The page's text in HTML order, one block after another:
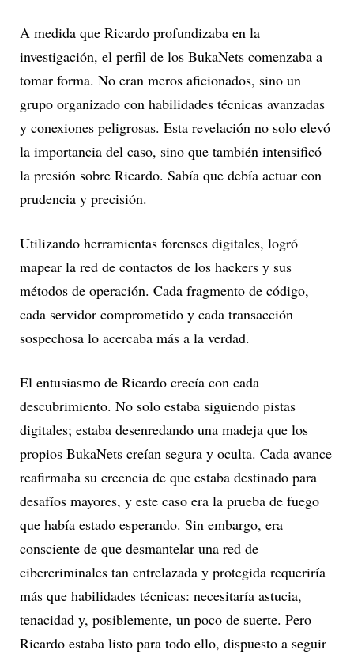
A medida que Ricardo profundizaba en la
investigación, el perfil de los BukaNets comenzaba a
tomar forma. No eran meros aficionados, sino un
grupo organizado con habilidades técnicas avanzadas
y conexiones peligrosas. Esta revelación no solo elevó
la importancia del caso, sino que también intensificó
la presión sobre Ricardo. Sabía que debía actuar con
prudencia y precisión.
Utilizando herramientas forenses digitales, logró
mapear la red de contactos de los hackers y sus
métodos de operación. Cada fragmento de código,
cada servidor comprometido y cada transacción
sospechosa lo acercaba más a la verdad.
El entusiasmo de Ricardo crecía con cada
descubrimiento. No solo estaba siguiendo pistas
digitales; estaba desenredando una madeja que los
propios BukaNets creían segura y oculta. Cada avance
reafirmaba su creencia de que estaba destinado para
desafíos mayores, y este caso era la prueba de fuego
que había estado esperando. Sin embargo, era
consciente de que desmantelar una red de
cibercriminales tan entrelazada y protegida requeriría
más que habilidades técnicas: necesitaría astucia,
tenacidad y, posiblemente, un poco de suerte. Pero
Ricardo estaba listo para todo ello, dispuesto a seguir